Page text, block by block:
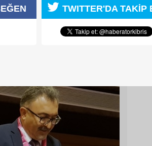
TWITTER'DA TAKİP